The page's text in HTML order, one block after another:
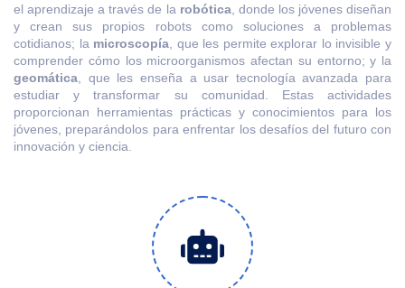
el aprendizaje a través de la robótica, donde los jóvenes diseñan
y crean sus propios robots como soluciones a problemas
cotidianos; la microscopía , que les permite explorar lo invisible y
comprender cómo los microorganismos afectan su entorno; y la
geomática , que les enseña a usar tecnología avanzada para
estudiar y transformar su comunidad. Estas actividades
proporcionan herramientas prácticas y conocimientos para los
jóvenes, preparándolos para enfrentar los desafíos del futuro con
innovación y ciencia.